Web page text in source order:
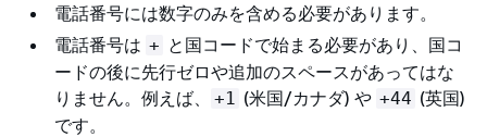
電話番号には数字のみを含める必要があります。
電話番号は + と国コードで始まる必要があり、国コ
ードの後に先行ゼロや追加のスペースがあってはな
りません。例えば、
+1 (米国/カナダ) や +44 (英国)
です。